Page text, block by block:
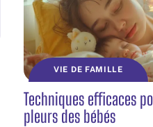
VIE DE FAMILLE
Techniques efficaces
pleurs des bébés